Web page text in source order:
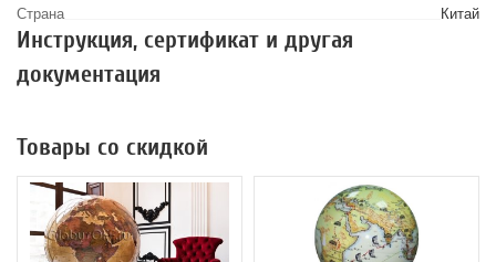
Страна
Китай
Инструкция, сертификат и другая
документация
Товары со скидкой